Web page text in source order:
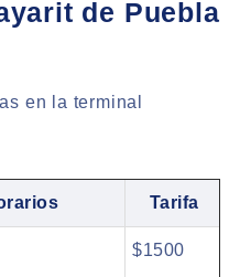
de Puebla
en la terminal
Tarifa
$1500